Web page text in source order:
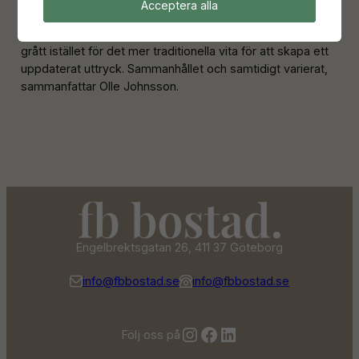
en omvänd färgsättning med grå panel och röda detaljer.
grått istället för det mer traditionella vita för att skapa ett
uppdaterat uttryck. Sammanhållet och samtidigt varierat,
sammanfattar Olle Johnsson.
Engelbrektsgatan 26, 411 37 Göteborg
info@fbbostad.se info@fbbostad.se
Följ oss påInstagramFacebook LinkedIn
Acceptera alla